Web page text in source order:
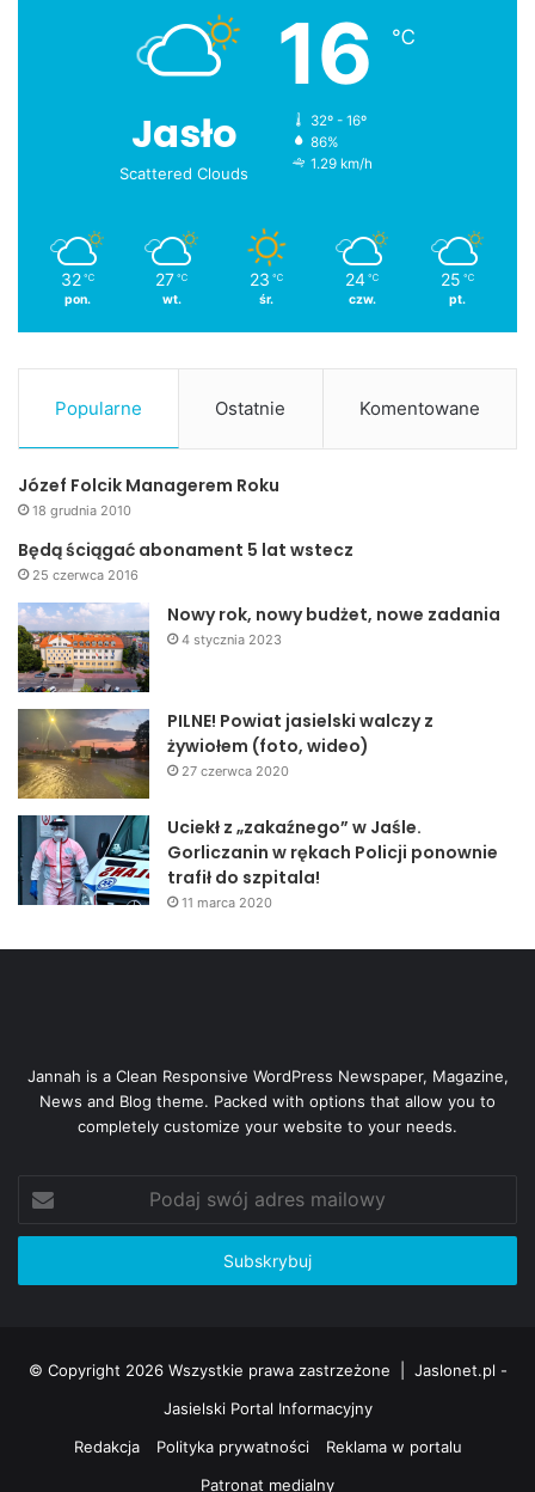
Jasło
Scattered Clouds
16 ℃
32º - 16º
86%
1.29 km/h
32 ℃
pon.
27 ℃
wt.
23 ℃
śr.
24 ℃
czw.
25 ℃
pt.
Popularne Ostatnie Komentowane
Józef Folcik Managerem Roku
18 grudnia 2010
Będą ściągać abonament 5 lat wstecz
25 czerwca 2016
Nowy rok, nowy budżet, nowe zadania
4 stycznia 2023
PILNE! Powiat jasielski walczy z
żywiołem (foto, wideo)
27 czerwca 2020
Uciekł z „zakaźnego” w Jaśle.
Gorliczanin w rękach Policji ponownie
trafił do szpitala!
11 marca 2020
Jannah is a Clean Responsive WordPress Newspaper, Magazine,
News and Blog theme. Packed with options that allow you to
completely customize your website to your needs.
swój
adres
© Copyright 2026 Wszystkie prawa zastrzeżone | Jaslonet.pl -
Jasielski Portal Informacyjny
Redakcja
Polityka prywatności
Reklama w portalu
Patronat medialny